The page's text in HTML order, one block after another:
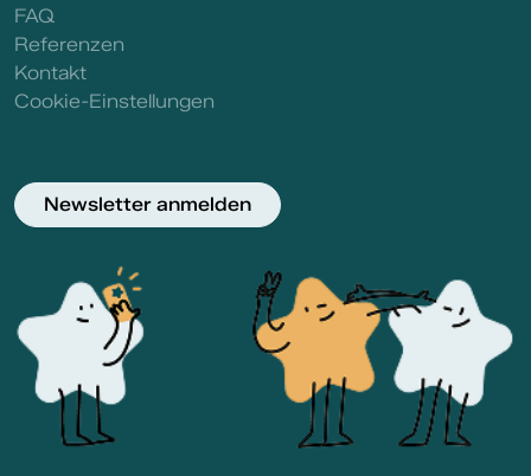
FAQ
Referenzen
Kontakt
Cookie-Einstellungen
Newsletter anmelden